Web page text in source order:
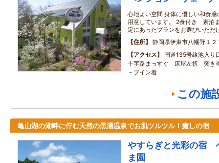
心地よい空間 身体に優しい和食
用意しています。 2食付き 素
定にあったプランをお選びいただ
住所
静岡県伊東市八幡野１２
アクセス
国道135号線池入
十字路まっすぐ 床屋左折 突き
－ブイン着
この施
亀山湖の湖畔に佇む天然の黒湯温泉でお肌ツルツル！癒しの宿
やすらぎと光彩の宿
ま園